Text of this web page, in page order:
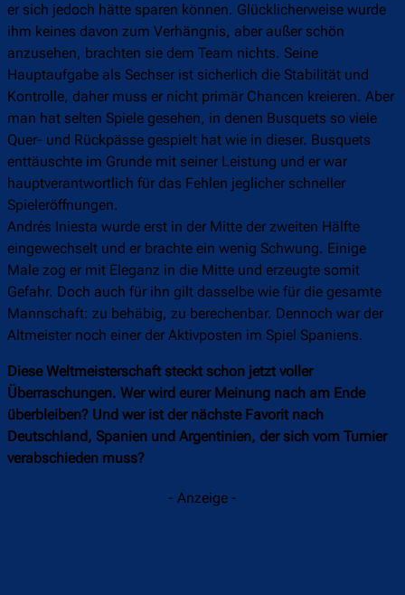
er sich jedoch hätte sparen können. Glücklicherweise wurde
ihm keines davon zum Verhängnis, aber außer schön
anzusehen, brachten sie dem Team nichts. Seine
Hauptaufgabe als Sechser ist sicherlich die Stabilität und
Kontrolle, daher muss er nicht primär Chancen kreieren. Aber
man hat selten Spiele gesehen, in denen Busquets so viele
Quer- und Rückpässe gespielt hat wie in dieser. Busquets
enttäuschte im Grunde mit seiner Leistung und er war
hauptverantwortlich für das Fehlen jeglicher schneller
Spieleröffnungen.
Andrés Iniesta wurde erst in der Mitte der zweiten Hälfte
eingewechselt und er brachte ein wenig Schwung. Einige
Male zog er mit Eleganz in die Mitte und erzeugte somit
Gefahr. Doch auch für ihn gilt dasselbe wie für die gesamte
Mannschaft: zu behäbig, zu berechenbar. Dennoch war der
Altmeister noch einer der Aktivposten im Spiel Spaniens.
Diese Weltmeisterschaft steckt schon jetzt voller
Überraschungen. Wer wird eurer Meinung nach am Ende
überbleiben? Und wer ist der nächste Favorit nach
Deutschland, Spanien und Argentinien, der sich vom Turnier
verabschieden muss?
- Anzeige -